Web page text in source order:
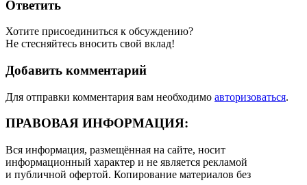
Ответить
Хотите присоединиться к обсуждению?
Не стесняйтесь вносить свой вклад!
Добавить комментарий
Для отправки комментария вам необходимо авторизоваться.
ПРАВОВАЯ ИНФОРМАЦИЯ:
Вся информация, размещённая на сайте, носит
информационный характер и не является рекламой
и публичной офертой. Копирование материалов без